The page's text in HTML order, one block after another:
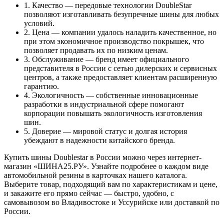
1. Качество — передовые технологии DoubleStar
позволяют изготавливать безупречные шины для любых
условий.
2. Цена — компании удалось наладить качественное, но
при этом экономичное производство покрышек, что
позволяет продавать их по низким ценам.
3. Обслуживание — бренд имеет официального
представителя в России с сетью дилерских и сервисных
центров, а также предоставляет клиентам расширенную
гарантию.
4. Экологичность — собственные инновационные
разработки в индустриальной сфере помогают
корпорации повышать экологичность изготовления
шин.
5. Доверие — мировой статус и долгая история
убеждают в надежности китайского бренда.
Купить шины Doublestar в России можно через интернет-
магазин «ШИНА25.РУ». Узнайте подробнее о каждом виде
автомобильной резины в карточках нашего каталога.
Выберите товар, подходящий вам по характеристикам и цене,
и закажите его прямо сейчас — быстро, удобно, с
самовывозом во Владивостоке и Уссурийске или доставкой по
России.